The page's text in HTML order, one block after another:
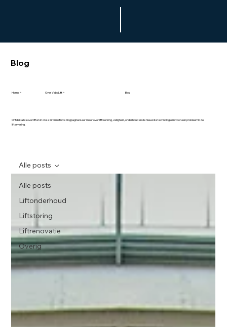
Blog
Home > Over VeboLift >
Ontdek alles over liften in onze informatieve blogpagina! Leer meer over liftwerking, veiligheid, onderhoud en de nieuwste technologieën voor een probleemloze
liftervaring.
Blog
Alle posts
Liftonderhoud
Liftstoring
Liftrenovatie
Overig
Alle posts